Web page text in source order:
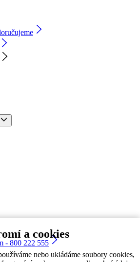
a cookies
nebo ukládáme soubory cookies,
- 800 222 555